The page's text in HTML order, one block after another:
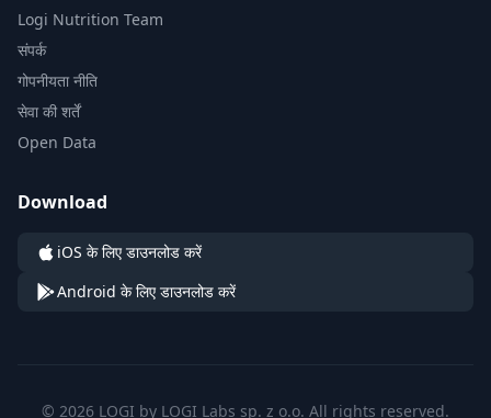
Logi Nutrition Team
संपर्क
गोपनीयता नीति
सेवा की शर्तें
Open Data
Download
iOS के लिए डाउनलोड करें
Android के लिए डाउनलोड करें
© 2026 LOGI by LOGI Labs sp. z o.o. All rights reserved.